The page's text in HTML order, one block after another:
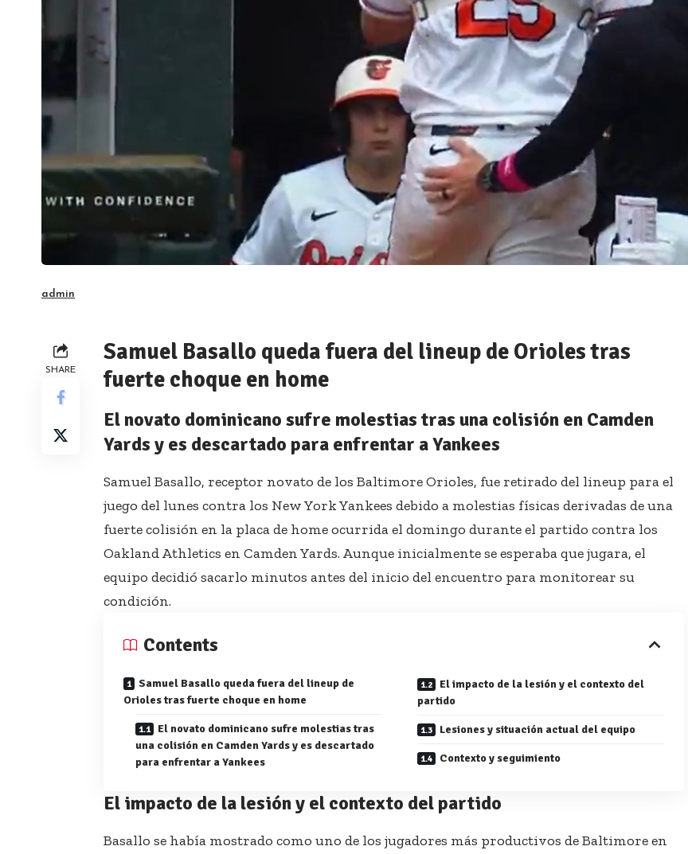
admin
SHARE
Samuel Basallo queda fuera del lineup de Orioles tras
fuerte choque en home
El novato dominicano sufre molestias tras una colisión en Camden
Yards y es descartado para enfrentar a Yankees
Samuel Basallo, receptor novato de los Baltimore Orioles, fue retirado del lineup para el
juego del lunes contra los New York Yankees debido a molestias físicas derivadas de una
fuerte colisión en la placa de home ocurrida el domingo durante el partido contra los
Oakland Athletics en Camden Yards. Aunque inicialmente se esperaba que jugara, el
equipo decidió sacarlo minutos antes del inicio del encuentro para monitorear su
condición.
Contents
Samuel Basallo queda fuera del lineup de
Orioles tras fuerte choque en home
El novato dominicano sufre molestias tras
una colisión en Camden Yards y es descartado
para enfrentar a Yankees
El impacto de la lesión y el contexto del
partido
Lesiones y situación actual del equipo
Contexto y seguimiento
El impacto de la lesión y el contexto del partido
Basallo se había mostrado como uno de los jugadores más productivos de Baltimore en